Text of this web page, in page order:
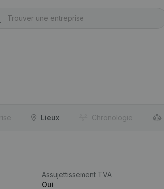
Lieux Chronologie
Assujettissement TVA
Oui